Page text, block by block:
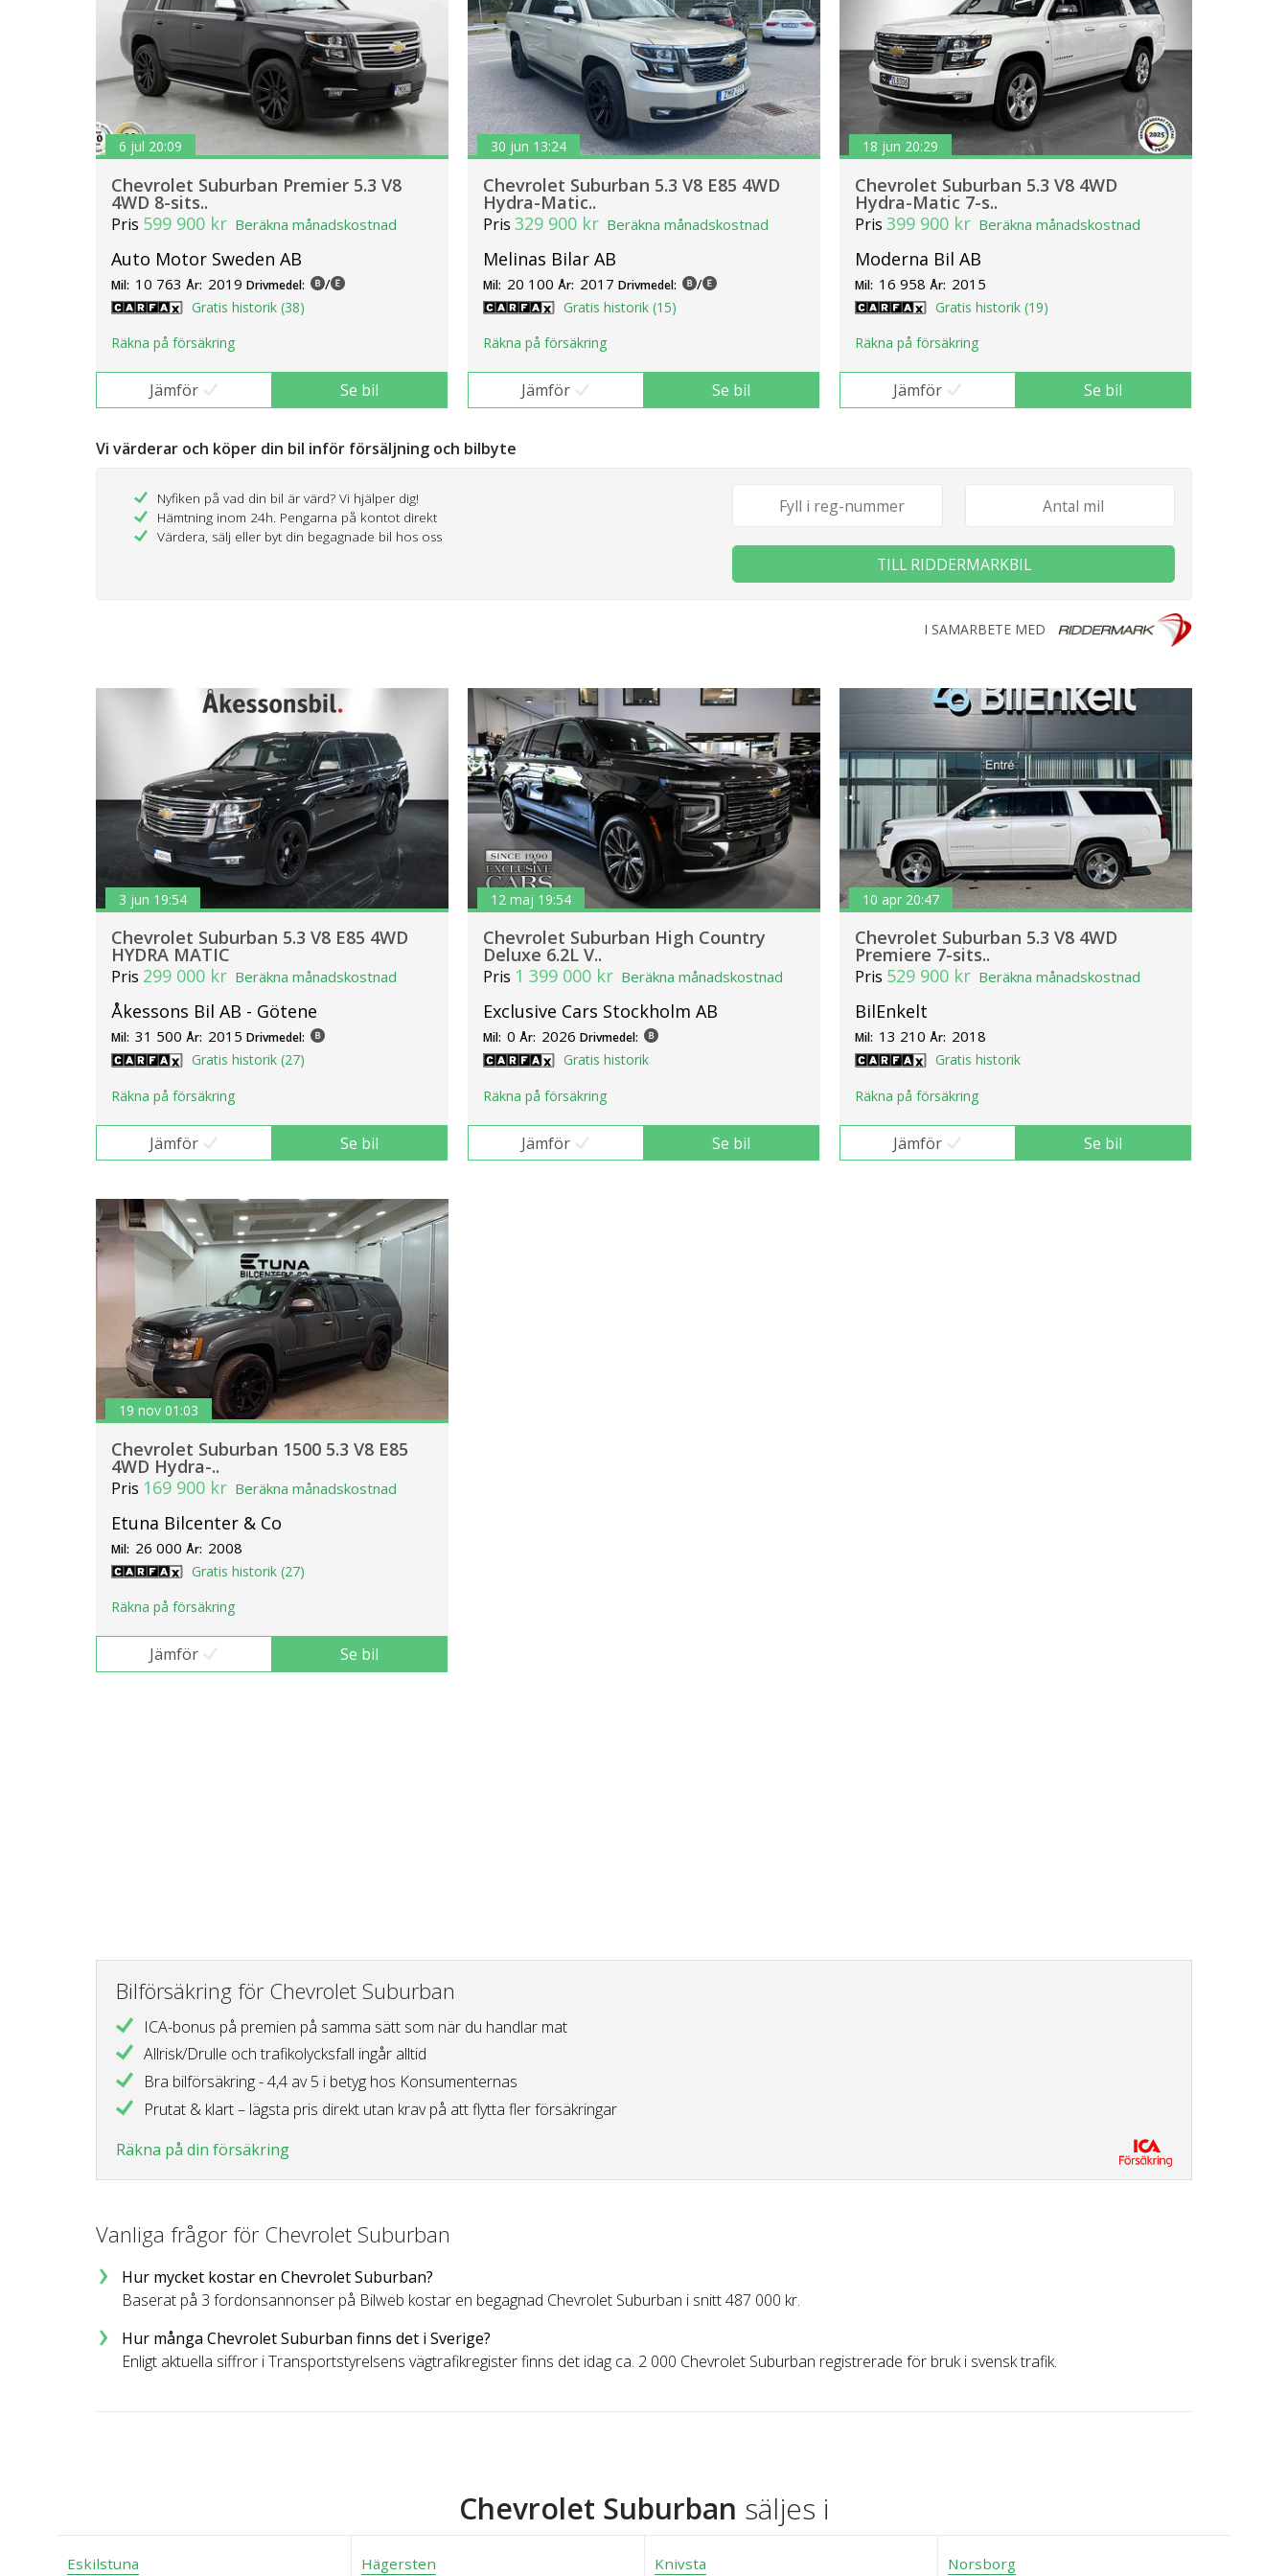
6 jul 20:09
Chevrolet Suburban Premier 5.3 V8
4WD 8-sits..
Pris 599 900 kr Beräkna månadskostnad
Auto Motor Sweden AB
Mil: 10 763 År: 2019 Drivmedel: /
Gratis historik (38)
Räkna på försäkring
Jämför Se bil
30 jun 13:24
Chevrolet Suburban 5.3 V8 E85 4WD
Hydra-Matic..
Pris 329 900 kr Beräkna månadskostnad
Melinas Bilar AB
Mil: 20 100 År: 2017 Drivmedel: /
Gratis historik (15)
Räkna på försäkring
Jämför Se bil
18 jun 20:29
Chevrolet Suburban 5.3 V8 4WD
Hydra-Matic 7-s..
Pris 399 900 kr Beräkna månadskostnad
Moderna Bil AB
Mil: 16 958 År: 2015
Gratis historik (19)
Räkna på försäkring
Jämför Se bil
Vi värderar och köper din bil inför försäljning och bilbyte
Nyfiken på vad din bil är värd? Vi hjälper dig!
Hämtning inom 24h. Pengarna på kontot direkt
Värdera, sälj eller byt din begagnade bil hos oss
TILL RIDDERMARKBIL
I SAMARBETE MED
3 jun 19:54
Chevrolet Suburban 5.3 V8 E85 4WD
HYDRA MATIC
Pris 299 000 kr Beräkna månadskostnad
Åkessons Bil AB - Götene
Mil: 31 500 År: 2015 Drivmedel:
Gratis historik (27)
Räkna på försäkring
Jämför Se bil
12 maj 19:54
Chevrolet Suburban High Country
Deluxe 6.2L V..
Pris 1 399 000 kr Beräkna månadskostnad
Exclusive Cars Stockholm AB
Mil: 0 År: 2026 Drivmedel:
Gratis historik
Räkna på försäkring
Jämför Se bil
10 apr 20:47
Chevrolet Suburban 5.3 V8 4WD
Premiere 7-sits..
Pris 529 900 kr Beräkna månadskostnad
BilEnkelt
Mil: 13 210 År: 2018
Gratis historik
Räkna på försäkring
Jämför Se bil
19 nov 01:03
Chevrolet Suburban 1500 5.3 V8 E85
4WD Hydra-..
Pris 169 900 kr Beräkna månadskostnad
Etuna Bilcenter & Co
Mil: 26 000 År: 2008
Gratis historik (27)
Räkna på försäkring
Jämför Se bil
Bilförsäkring för Chevrolet Suburban
ICA-bonus på premien på samma sätt som när du handlar mat
Allrisk/Drulle och trafikolycksfall ingår alltid
Bra bilförsäkring - 4,4 av 5 i betyg hos Konsumenternas
Prutat & klart – lägsta pris direkt utan krav på att flytta fler försäkringar
Räkna på din försäkring
Vanliga frågor för Chevrolet Suburban
Hur mycket kostar en Chevrolet Suburban?
Baserat på 3 fordonsannonser på Bilweb kostar en begagnad Chevrolet Suburban i snitt 487 000 kr.
Hur många Chevrolet Suburban finns det i Sverige?
Enligt aktuella siffror i Transportstyrelsens vägtrafikregister finns det idag ca. 2 000 Chevrolet Suburban registrerade för bruk i svensk trafik.
Chevrolet Suburban säljes i
Eskilstuna Hägersten Knivsta Norsborg